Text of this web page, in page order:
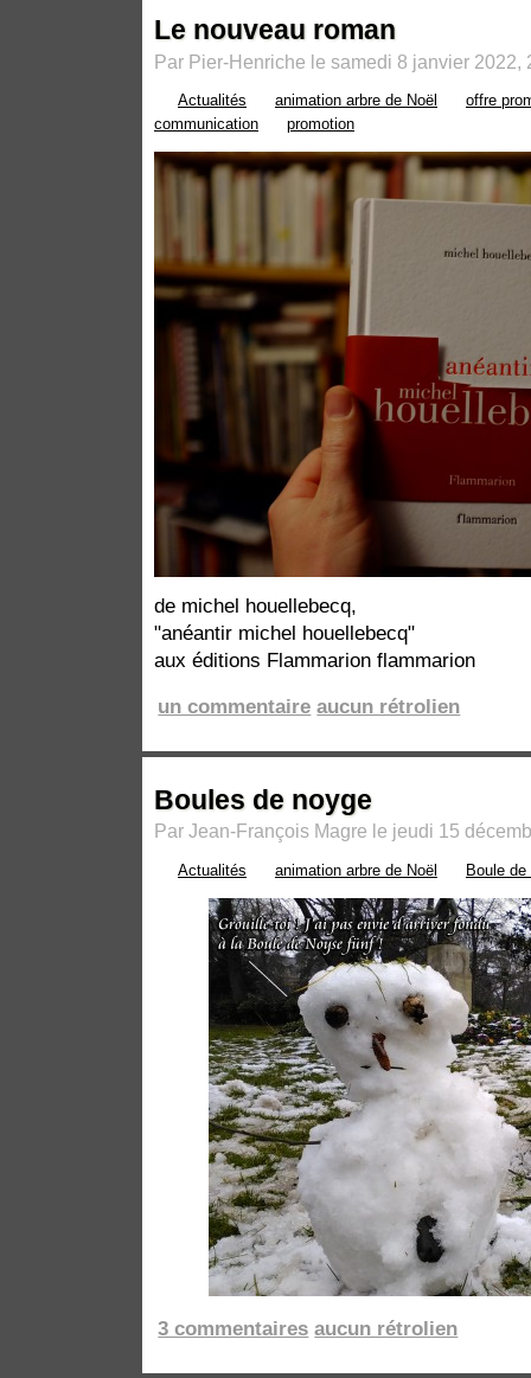
Le nouveau roman
Par Pier-Henriche le samedi 8 janvier 2022,
Actualités animation arbre de Noël
offre
communication
promotion
de michel houellebecq,
"anéantir michel houellebecq"
aux éditions Flammarion flammarion
un commentaire aucun rétrolien
Boules de noyge
Par Jean-François Magre le jeudi 15
Actualités animation arbre de Noël Boule
3 commentaires aucun rétrolien